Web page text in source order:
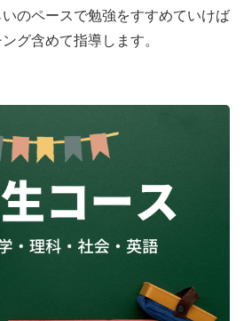
のペースで勉強をすすめていけば
グ含めて指導します。